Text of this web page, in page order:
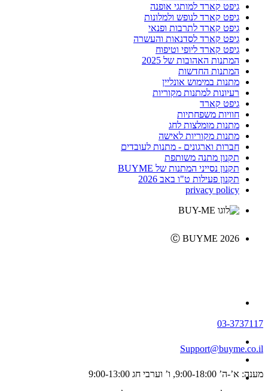
גיפט קארד למותגי אופנה
גיפט קארד לנופש ולמלונות
גיפט קארד לתרבות ופנאי
גיפט קארד לסדנאות והעשרה
גיפט קארד ליופי וטיפוח
המתנות האהובות של 2025
המתנות החדשות
מתנות במימוש אונליין
רעיונות למתנות מקוריות
גיפט קארד
חוויות משפחתיות
מתנות מומלצות לחג
מתנות מקוריות לאישה
חברות וארגונים - מתנות לעובדים
תקנון מתנה משותפת
תקנון נסייני המתנות של BUYME
תקנון פעילות ט"ו באב 2026
privacy policy
Ⓒ BUYME 2026
03-3737117
Support@buyme.co.il
מענה: א’-ה’ 9:00-18:00, ו’ וערבי חג 9:00-13:00